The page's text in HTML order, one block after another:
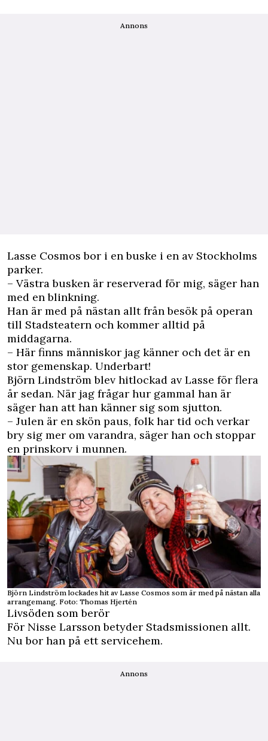
Annons
Lasse Cosmos bor i en buske i en av Stockholms
parker.
– Västra busken är reserverad för mig, säger han
med en blinkning.
Han är med på nästan allt från besök på operan
till Stadsteatern och kommer alltid på
middagarna.
– Här finns människor jag känner och det är en
stor gemenskap. Underbart!
Björn Lindström blev hitlockad av Lasse för flera
år sedan. När jag frågar hur gammal han är
säger han att han känner sig som sjutton.
– Julen är en skön paus, folk har tid och verkar
bry sig mer om varandra, säger han och stoppar
en prinskorv i munnen.
Björn Lindström lockades hit av Lasse Cosmos som är med på nästan alla
arrangemang. Foto: Thomas Hjertén
Livsöden som berör
För Nisse Larsson betyder Stadsmissionen allt.
Nu bor han på ett servicehem.
Annons